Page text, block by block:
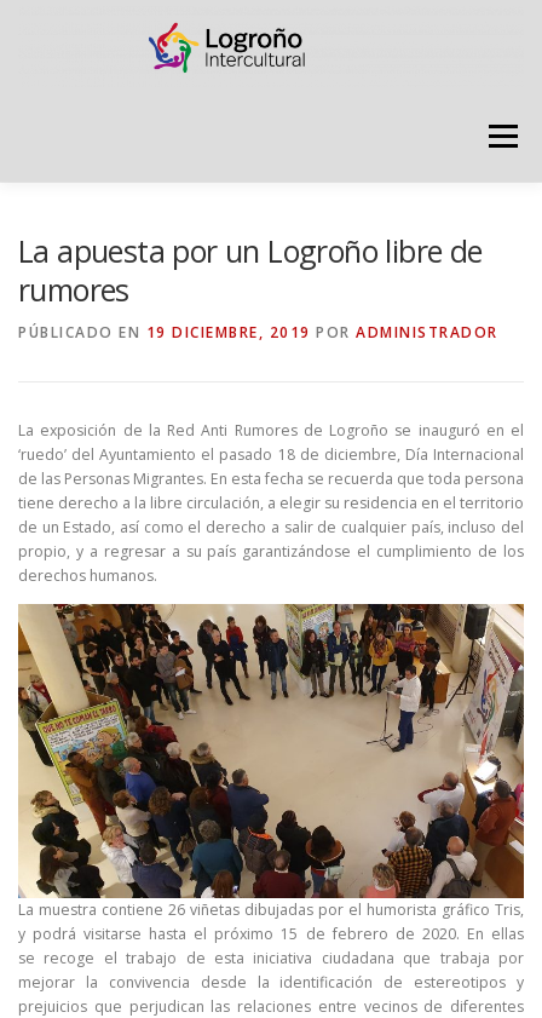
Menú
RECURSOS PUNTO DE ACOGIDA
La apuesta por un Logroño libre de
rumores
PÚBLICADO EN 19 DICIEMBRE, 2019 POR ADMINISTRADOR
La exposición de la Red Anti Rumores de Logroño se inauguró en el
‘ruedo’ del Ayuntamiento el pasado 18 de diciembre, Día Internacional
de las Personas Migrantes. En esta fecha se recuerda que toda persona
tiene derecho a la libre circulación, a elegir su residencia en el territorio
de un Estado, así como el derecho a salir de cualquier país, incluso del
propio, y a regresar a su país garantizándose el cumplimiento de los
derechos humanos.
La muestra contiene 26 viñetas dibujadas por el humorista gráfico Tris,
y podrá visitarse hasta el próximo 15 de febrero de 2020. En ellas
se recoge el trabajo de esta iniciativa ciudadana que trabaja por
mejorar la convivencia desde la identificación de estereotipos y
prejuicios que perjudican las relaciones entre vecinos de diferentes